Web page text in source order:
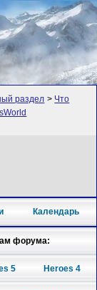
раздел > Что
Календарь
форума:
5 Heroes 4